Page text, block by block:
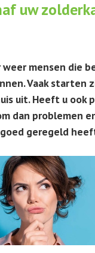
uw
weer mensen die
Vaak starten
uit. Heeft u ook
dan problemen
geregeld